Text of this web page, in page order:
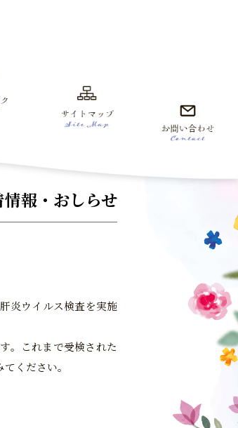
情報・おしらせ
炎ウイルス検査を実施
。これまで受検された
ください。